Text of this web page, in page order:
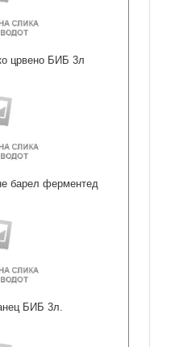
црвено БИБ 3л
барел ферментед
БИБ 3л.